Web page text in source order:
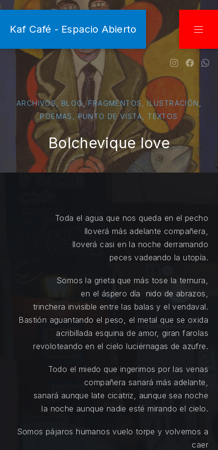
Kaf Café - Espacio Abierto
NewNew
ARCHIVOS,BLOG,FRAGMENTOS,ILUSTRACIÓN,
POEMAS ,PUNTO DE VISTA,TEXTOS
Bolchevique love
Toda el agua que nos queda en el pecho
lloverá más adelante compañera,
lloverá casi en la noche derramando
peces vadeando la utopía.
Somos la grieta que más tose la ternura,
en el áspero día nido de abrazos,
trinchera invisible entre las balas y el vendaval.
Bastión aguantando el peso, el metal que se oxida
acribillada esquina de amor, giran farolas
revoloteando en el cielo luciérnagas de azufre.
Todo el miedo que ingerimos por las venas
compañera sanará más adelante,
sanará aunque late cicatriz, aunque sea noche
la noche aunque nadie esté mirando el cielo.
Somos pájaros humanos vuelo torpe y volvemos a
caer